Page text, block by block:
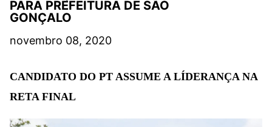
PARA PREFEITURA DE SÃO
GONÇALO
novembro 08, 2020
CANDIDATO DO PT ASSUME A LÍDERANÇA NA
RETA FINAL